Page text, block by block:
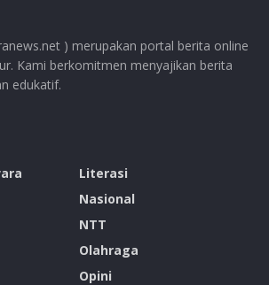
) merupakan portal berita online
Kami berkomitmen menyajikan berita
edukatif.
Literasi
Nasional
NTT
Olahraga
Opini